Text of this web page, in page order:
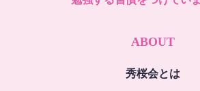
ABOUT
秀桜会とは